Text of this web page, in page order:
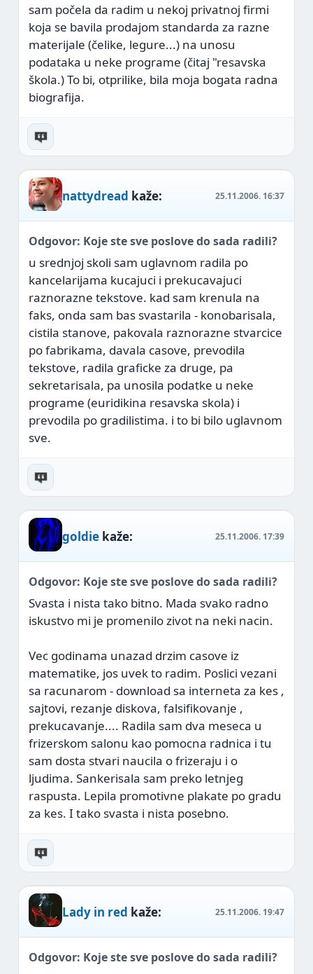
sam počela da radim u nekoj privatnoj firmi
koja se bavila prodajom standarda za razne
materijale (čelike, legure...) na unosu
podataka u neke programe (čitaj "resavska
škola.) To bi, otprilike, bila moja bogata radna
biografija.
nattydread kaže: 25.11.2006. 16:37
Odgovor: Koje ste sve poslove do sada radili?
u srednjoj skoli sam uglavnom radila po
kancelarijama kucajuci i prekucavajuci
raznorazne tekstove. kad sam krenula na
faks, onda sam bas svastarila - konobarisala,
cistila stanove, pakovala raznorazne stvarcice
po fabrikama, davala casove, prevodila
tekstove, radila graficke za druge, pa
sekretarisala, pa unosila podatke u neke
programe (euridikina resavska skola) i
prevodila po gradilistima. i to bi bilo uglavnom
sve.
goldie kaže: 25.11.2006. 17:39
Odgovor: Koje ste sve poslove do sada radili?
Svasta i nista tako bitno. Mada svako radno
iskustvo mi je promenilo zivot na neki nacin.
Vec godinama unazad drzim casove iz
matematike, jos uvek to radim. Poslici vezani
sa racunarom - download sa interneta za kes ,
sajtovi, rezanje diskova, falsifikovanje ,
prekucavanje.... Radila sam dva meseca u
frizerskom salonu kao pomocna radnica i tu
sam dosta stvari naucila o frizeraju i o
ljudima. Sankerisala sam preko letnjeg
raspusta. Lepila promotivne plakate po gradu
za kes. I tako svasta i nista posebno.
Lady in red kaže: 25.11.2006. 19:47
Odgovor: Koje ste sve poslove do sada radili?